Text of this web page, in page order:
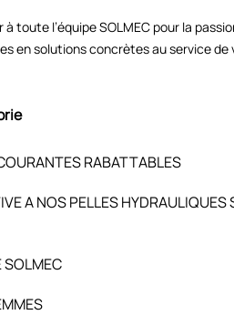
toute l’équipe SOLMEC pour la
en solutions concrètes au service
RABATTABLES
A NOS PELLES HYDRAULIQUES
SOLMEC